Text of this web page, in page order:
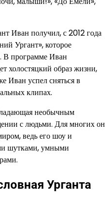
Иван получил, с 2012 года
Ургант», которое
В программе Иван
холостяцкий образ жизни,
Иван успел сняться в
клипах.
необычным
с людьми. Для многих он
ведь его шоу и
шутками, умными
Урганта